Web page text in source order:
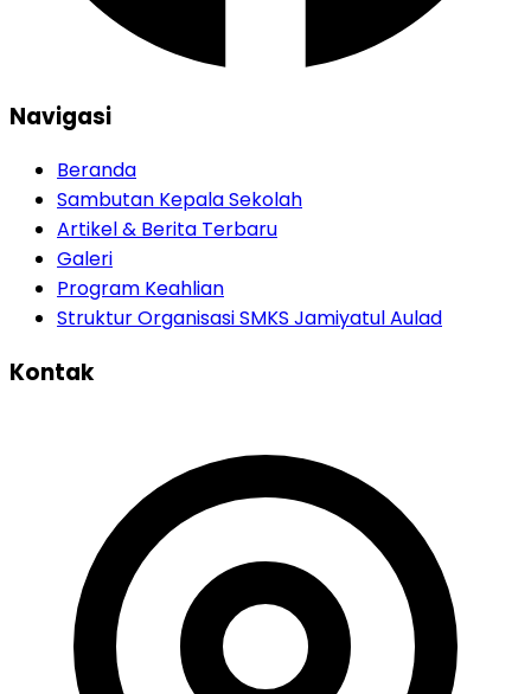
Navigasi
Beranda
Sambutan Kepala Sekolah
Artikel & Berita Terbaru
Galeri
Program Keahlian
Struktur Organisasi SMKS Jamiyatul Aulad
Kontak